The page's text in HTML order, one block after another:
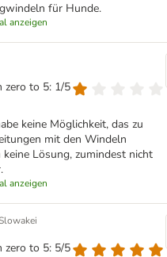
für Hunde.
anzeigen
zero to 5: 1/5
keine Möglichkeit, das zu
mit den Windeln
Lösung, zumindest nicht
anzeigen
zero to 5: 5/5